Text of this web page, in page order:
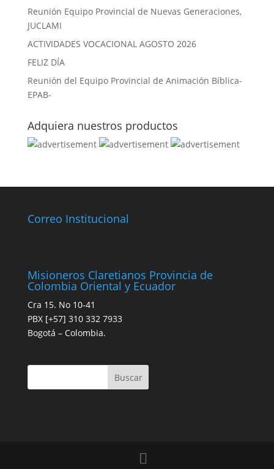
Reunión Equipo Provincial de Nuevas Generaciones,
JUCLAMI
ACTIVIDADES VOCACIONAL AGOSTO 2026
FELIZ DÍA
Reunión del Equipo Provincial de Animación Bíblica-
EPAB-
Adquiera nuestros productos
Correo Institucional
Misioneros Claretianos Provincia de
Colombia Oriental y Ecuador
Cra 15. No 10-41
PBX [+57] 310 332 7933
Bogotá – Colombia.